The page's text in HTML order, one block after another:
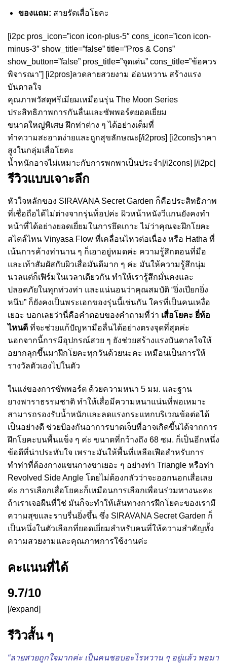
ของแถม: สายรัดเสื่อโยคะ
[i2pc pros_icon=”icon icon-plus-5″ cons_icon=”icon icon-
minus-3″ show_title=”false” title=”Pros & Cons”
show_button=”false” pros_title=”จุดเด่น” cons_title=”ข้อควร
พิจารณา”] [i2pros]ลวดลายสวยงาม อ่อนหวาน สร้างแรง
บันดาลใจ
คุณภาพวัสดุพรีเมียมเหมือนรุ่น The Moon Series
ประสิทธิภาพการกันลื่นและซัพพอร์ตยอดเยี่ยม
ขนาดใหญ่พิเศษ ฝึกท่าต่าง ๆ ได้อย่างเต็มที่
ทำความสะอาดง่ายและถูกสุขลักษณะ[/i2pros] [i2cons]ราคา
สูงในกลุ่มเสื่อโยคะ
น้ำหนักอาจไม่เหมาะกับการพกพาเป็นประจำ[/i2cons] [/i2pc]
รีวิวแบบเจาะลึก
หัวใจหลักของ SIRAVANA Secret Garden ก็คือประสิทธิภาพ
ที่เชื่อถือได้ไม่ต่างจากรุ่นท็อปค่ะ ผิวหน้าหนังวีแกนยังคงทำ
หน้าที่ได้อย่างยอดเยี่ยมในการยึดเกาะ ไม่ว่าคุณจะฝึกโยคะ
สไตล์ไหน Vinyasa Flow ที่เคลื่อนไหวต่อเนื่อง หรือ Hatha ที่
เน้นการค้างท่านาน ๆ ก็เอาอยู่หมดค่ะ ความรู้สึกตอนที่มือ
และเท้าสัมผัสกับผิวเสื่อมันดีมาก ๆ ค่ะ มันให้ความรู้สึกนุ่ม
นวลแต่ก็เฟิร์มในเวลาเดียวกัน ทำให้เรารู้สึกมั่นคงและ
ปลอดภัยในทุกท่วงท่า และแน่นอนว่าคุณสมบัติ “ยิ่งเปียกยิ่ง
หนึบ” ก็ยังคงเป็นพระเอกของรุ่นนี้เช่นกัน ใครที่เป็นคนเหงื่อ
เยอะ บอกเลยว่านี่คือคำตอบของคำถามที่ว่า เสื่อโยคะ ยี่ห้อ
ไหนดี ที่จะช่วยแก้ปัญหามือลื่นได้อย่างตรงจุดที่สุดค่ะ
นอกจากนี้การมีอุปกรณ์สวย ๆ ยังช่วยสร้างแรงบันดาลใจให้
อยากลุกขึ้นมาฝึกโยคะทุกวันด้วยนะคะ เหมือนเป็นการให้
รางวัลตัวเองไปในตัว
ในแง่ของการซัพพอร์ต ด้วยความหนา 5 มม. และฐาน
ยางพาราธรรมชาติ ทำให้เสื่อมีความหนาแน่นที่พอเหมาะ
สามารถรองรับน้ำหนักและลดแรงกระแทกบริเวณข้อต่อได้
เป็นอย่างดี ช่วยป้องกันอาการบาดเจ็บที่อาจเกิดขึ้นได้จากการ
ฝึกโยคะบนพื้นแข็ง ๆ ค่ะ ขนาดที่กว้างถึง 68 ซม. ก็เป็นอีกหนึ่ง
ข้อดีที่น่าประทับใจ เพราะมันให้พื้นที่เหลือเฟือสำหรับการ
ทำท่าที่ต้องกางแขนกางขาเยอะ ๆ อย่างท่า Triangle หรือท่า
Revolved Side Angle โดยไม่ต้องกลัวว่าจะออกนอกเสื่อเลย
ค่ะ การเลือกเสื่อโยคะก็เหมือนการเลือกเพื่อนร่วมทางนะคะ
ถ้าเราเจอผืนที่ใช่ มันก็จะทำให้เส้นทางการฝึกโยคะของเรามี
ความสุขและราบรื่นยิ่งขึ้น ซึ่ง SIRAVANA Secret Garden ก็
เป็นหนึ่งในตัวเลือกที่ยอดเยี่ยมสำหรับคนที่ให้ความสำคัญทั้ง
ความสวยงามและคุณภาพการใช้งานค่ะ
คะแนนที่ได้
9.7/10
[/expand]
รีวิวสั้น ๆ
“ลายสวยถูกใจมากค่ะ เป็นคนชอบอะไรหวาน ๆ อยู่แล้ว พอมา